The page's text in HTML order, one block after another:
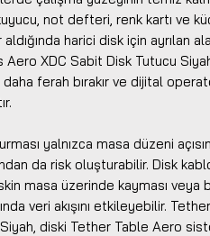
not defteri, renk kartı ve
harici disk için ayrılan
XDC Sabit Disk Tutucu
ferah bırakır ve dijital
yalnızca masa düzeni
da risk oluşturabilir. Disk
masa üzerinde kayması veya
veri akışını etkileyebilir.
diski Tether Table Aero